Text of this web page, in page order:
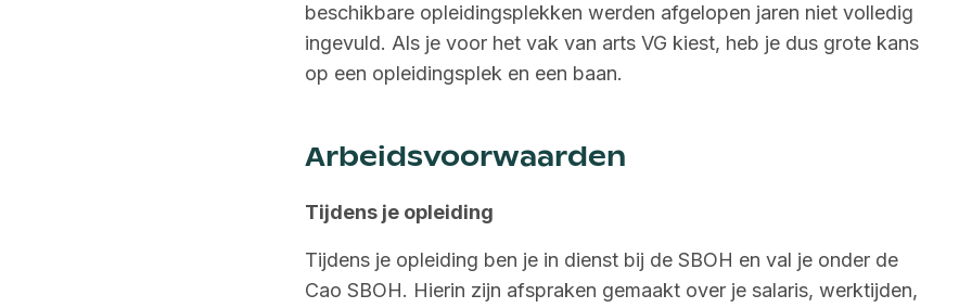
beschikbare opleidingsplekken werden afgelopen jaren niet volledig
ingevuld. Als je voor het vak van arts VG kiest, heb je dus grote kans
op een opleidingsplek en een baan.
Arbeidsvoorwaarden
Tijdens je opleiding
Tijdens je opleiding ben je in dienst bij de SBOH en val je onder de
Cao SBOH. Hierin zijn afspraken gemaakt over je salaris, werktijden,